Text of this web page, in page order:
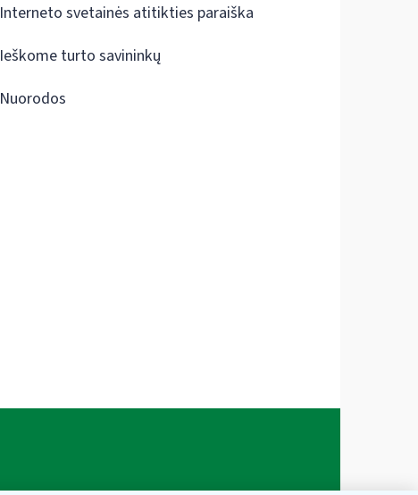
Interneto svetainės atitikties paraiška
Ieškome turto savininkų
Nuorodos